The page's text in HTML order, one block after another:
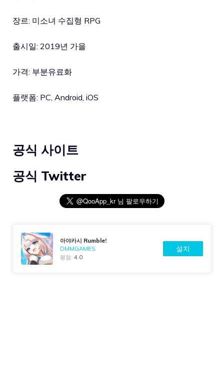
장르: 미소녀 수집형 RPG
출시일: 2019년 가을
가격: 부분유료화
플랫폼: PC, Android, iOS
공식 사이트
공식 Twitter
아야카시 Rumble!
DMMGAMES
평점:4.0
설치